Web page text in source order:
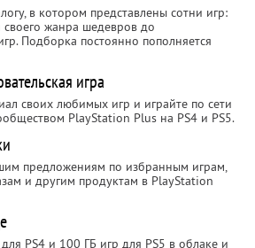
в котором представлены сотни игр:
жанра шедевров до
Подборка постоянно пополняется
игра
своих любимых игр и играйте по сети
PlayStation Plus на PS4 и PS5.
предложениям по избранным играм,
и другим продуктам в PlayStation
PS4 и 100 ГБ игр для PS5 в облаке и